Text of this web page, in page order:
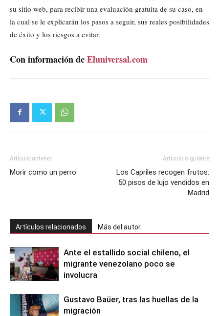
su sitio web, para recibir una evaluación gratuita de su caso, en
la cual se le explicarán los pasos a seguir, sus reales posibilidades
de éxito y los riesgos a evitar.
Con información deEluniversal.com
Artículo anterior
Morir como un perro
Artículo siguiente
Los Capriles recogen frutos:
50 pisos de lujo vendidos en
Madrid
Artículos relacionados Más del autor
Ante el estallido social chileno, el
migrante venezolano poco se
involucra
Gustavo Baüer, tras las huellas de la
migración